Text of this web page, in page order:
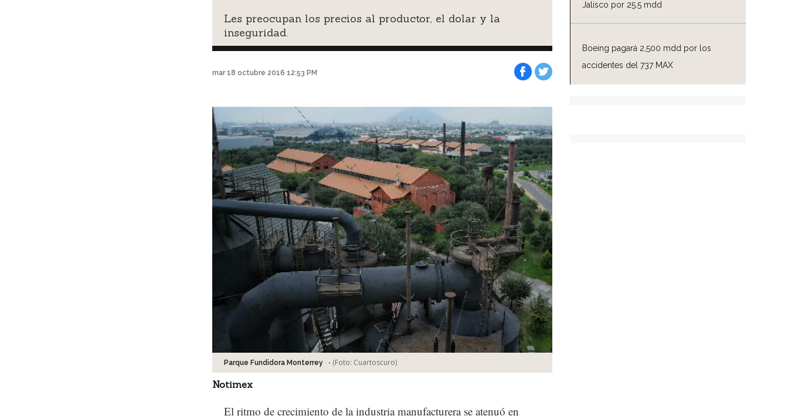
Jalisco por 25.5 mdd
Boeing pagará 2,500 mdd por los
accidentes del 737 MAX
Les preocupan los precios al productor, el dolar y la
inseguridad.
mar 18 octubre 2016 12:53 PM
Parque Fundidora Monterrey - (Foto: Cuartoscuro)
Notimex
El ritmo de crecimiento de la industria manufacturera se atenuó en